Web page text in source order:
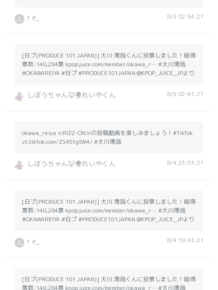
r e_ 8/5 02:54:27
[日プ(PRODUCE 101 JAPAN)] 大川 澪哉くんに投票しました！総得
票数:140,284票 kpopjuice.com/member/okawa_r… #大川澪哉
#OKAWAREIYA #日プ #PRODUCE101JAPAN @KPOP_JUICE_JPより
しぼうちゃん🦊🌍れいやくん 8/5 02:41:27
okawa_reiya ≪RIZZ-ON≫の投稿動画を楽しみましょう！#TikTok
vt.tiktok.com/ZS45tgtW4/ #大川澪哉
しぼうちゃん🦊🌍れいやくん 8/4 23:53:21
[日プ(PRODUCE 101 JAPAN)] 大川 澪哉くんに投票しました！総得
票数:140,284票 kpopjuice.com/member/okawa_r… #大川澪哉
#OKAWAREIYA #日プ #PRODUCE101JAPAN @KPOP_JUICE_JPより
r e_ 8/4 10:43:21
[日プ(PRODUCE 101 JAPAN)] 大川 澪哉くんに投票しました！総得
票数:140,284票 kpopjuice.com/member/okawa_r… #大川澪哉